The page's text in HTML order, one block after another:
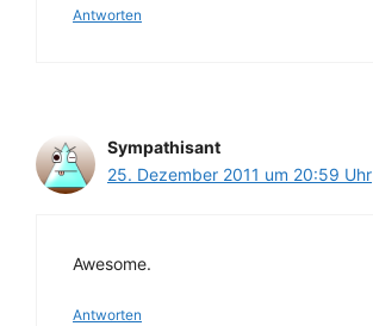
Antworten
Sympathisant
25. Dezember 2011 um 20:59 Uhr
Awesome.
Antworten